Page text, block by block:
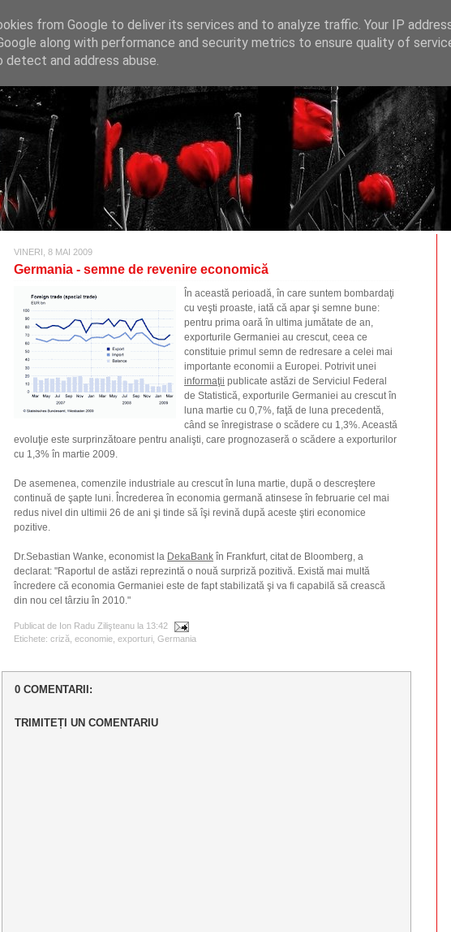
ECONOMICE
de reflecţii, informaţii şi opinii economice
VINERI, 8 MAI 2009
Germania - semne de revenire economică
În această perioadă, în care suntem bombardaţi
cu veşti proaste, iată că apar şi semne bune:
pentru prima oară în ultima jumătate de an,
exporturile Germaniei au crescut, ceea ce
constituie primul semn de redresare a celei mai
importante economii a Europei. Potrivit unei
informaţii publicate astăzi de Serviciul Federal
de Statistică, exporturile Germaniei au crescut în
luna martie cu 0,7%, faţă de luna precedentă,
când se înregistrase o scădere cu 1,3%. Această
evoluţie este surprinzătoare pentru analişti, care prognozaseră o scădere a exporturilor
cu 1,3% în martie 2009.
De asemenea, comenzile industriale au crescut în luna martie, după o descreştere
continuă de şapte luni. Încrederea în economia germană atinsese în februarie cel mai
redus nivel din ultimii 26 de ani şi tinde să îşi revină după aceste ştiri economice
pozitive.
Dr.Sebastian Wanke, economist la DekaBank în Frankfurt, citat de Bloomberg, a
declarat: "Raportul de astăzi reprezintă o nouă surpriză pozitivă. Există mai multă
încredere că economia Germaniei este de fapt stabilizată şi va fi capabilă să crească
din nou cel târziu în 2010."
Publicat de Ion Radu Zilişteanu la 13:42
Etichete: criză economie exporturi Germania
0 COMENTARII:
TRIMITEȚI UN COMENTARIU
from Google to deliver its services and to analyze traffic. Your IP
along with performance and security metrics to ensure quality of
and address abuse.